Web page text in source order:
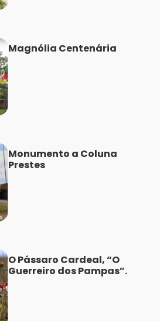
Magnólia Centenária
Monumento a Coluna
Prestes
O Pássaro Cardeal, “O
Guerreiro dos Pampas”.